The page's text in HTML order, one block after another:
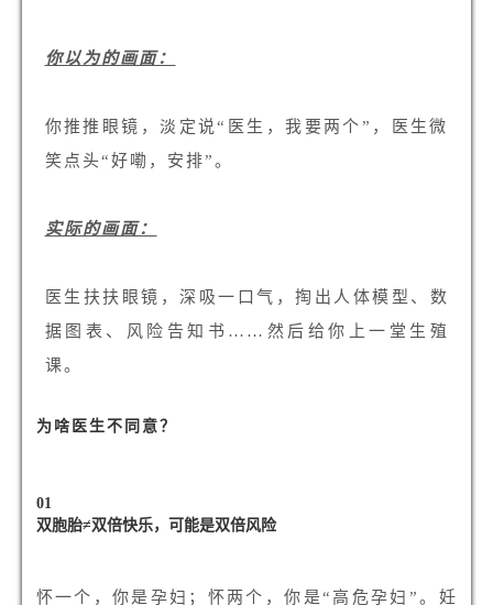
你以为的画面：
你推推眼镜，淡定说“医生，我要两个”，医生微
笑点头“好嘞，安排”。
实际的画面：
医生扶扶眼镜，深吸一口气，掏出人体模型、数
据图表、风险告知书……然后给你上一堂生殖
课。
为啥医生不同意？
01
双胞胎≠双倍快乐，可能是双倍风险
怀一个，你是孕妇；怀两个，你是“高危孕妇”。妊